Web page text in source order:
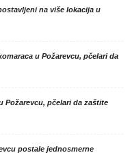
na više lokacija u
u Požarevcu, pčelari da
Požarevcu, pčelari da zaštite
postale jednosmerne